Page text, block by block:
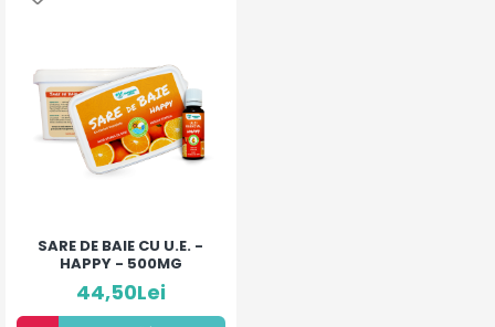
SARE DE BAIE CU U.E. -
HAPPY - 500MG
44,50Lei